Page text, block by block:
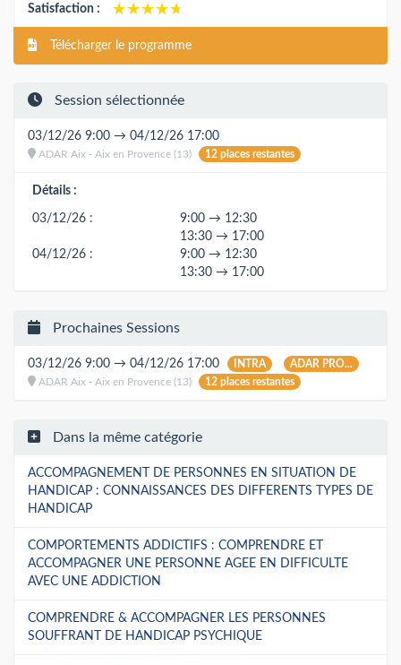
Satisfaction : ★★★★★
★★★★★
Télécharger le programme
Session sélectionnée
03/12/26 9:00 → 04/12/26 17:00
ADAR Aix - Aix en Provence (13) 12 places restantes
Détails :
03/12/26 :
9:00 → 12:30
13:30 → 17:00
04/12/26 :
9:00 → 12:30
13:30 → 17:00
Prochaines Sessions
03/12/26 9:00 → 04/12/26 17:00 INTRA
ADAR PRO...
ADAR Aix - Aix en Provence (13)
12 places restantes
Dans la même catégorie
ACCOMPAGNEMENT DE PERSONNES EN SITUATION DE
HANDICAP : CONNAISSANCES DES DIFFERENTS TYPES DE
HANDICAP
COMPORTEMENTS ADDICTIFS : COMPRENDRE ET
ACCOMPAGNER UNE PERSONNE AGEE EN DIFFICULTE
AVEC UNE ADDICTION
COMPRENDRE & ACCOMPAGNER LES PERSONNES
SOUFFRANT DE HANDICAP PSYCHIQUE